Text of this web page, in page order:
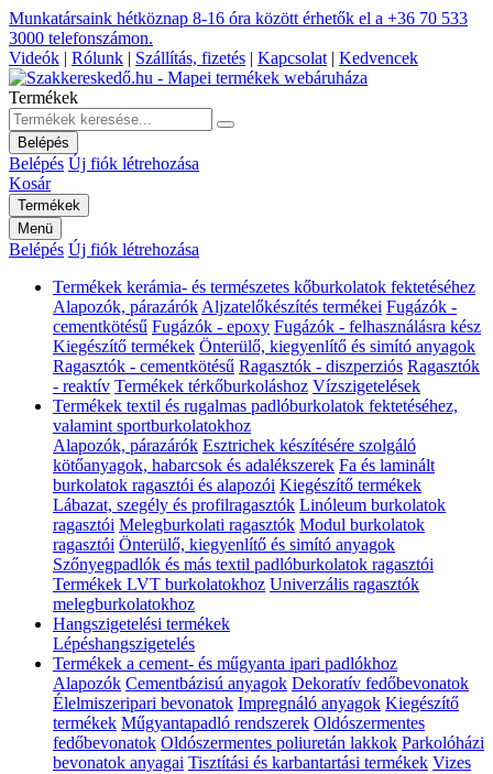
Munkatársaink hétköznap 8-16 óra között érhetők el a +36 70 533
3000 telefonszámon.
Videók | Rólunk | Szállítás, fizetés | Kapcsolat | Kedvencek
Termékek
Belépés
Belépés Új fiók létrehozása
Kosár
Termékek
Menü
Belépés Új fiók létrehozása
Termékek kerámia- és természetes kőburkolatok fektetéséhez
Alapozók, párazárók Aljzatelőkészítés termékei Fugázók -
cementkötésű Fugázók - epoxy Fugázók - felhasználásra kész
Kiegészítő termékek Önterülő, kiegyenlítő és simító anyagok
Ragasztók - cementkötésű Ragasztók - diszperziós Ragasztók
- reaktív Termékek térkőburkoláshoz Vízszigetelések
Termékek textil és rugalmas padlóburkolatok fektetéséhez,
valamint sportburkolatokhoz
Alapozók, párazárók Esztrichek készítésére szolgáló
kötőanyagok, habarcsok és adalékszerek Fa és laminált
burkolatok ragasztói és alapozói Kiegészítő termékek
Lábazat, szegély és profilragasztók Linóleum burkolatok
ragasztói Melegburkolati ragasztók Modul burkolatok
ragasztói Önterülő, kiegyenlítő és simító anyagok
Szőnyegpadlók és más textil padlóburkolatok ragasztói
Termékek LVT burkolatokhoz Univerzális ragasztók
melegburkolatokhoz
Hangszigetelési termékek
Lépéshangszigetelés
Termékek a cement- és műgyanta ipari padlókhoz
Alapozók Cementbázisú anyagok Dekoratív fedőbevonatok
Élelmiszeripari bevonatok Impregnáló anyagok Kiegészítő
termékek Műgyantapadló rendszerek Oldószermentes
fedőbevonatok Oldószermentes poliuretán lakkok Parkolóházi
bevonatok anyagai Tisztítási és karbantartási termékek Vizes